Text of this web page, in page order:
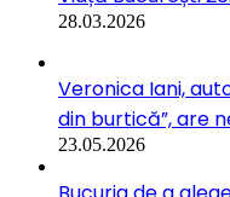
28.03.2026
Veronica Iani,
din burtică”, are
23.05.2026